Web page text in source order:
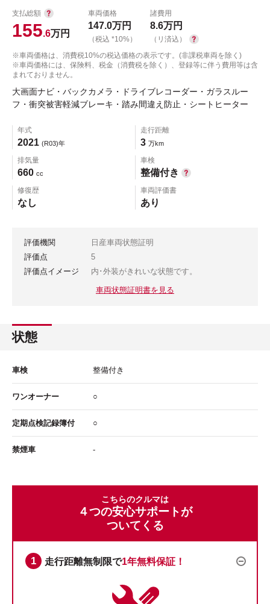
支払総額
155.6万円
車両価格
147.0万円
（税込 *10%）
諸費用
8.6万円
（リ済込）
※車両価格は、消費税10%の税込価格の表示です。(非課税車両を除く)
※車両価格には、保険料、税金（消費税を除く）、登録等に伴う費用等は含
まれておりません。
大画面ナビ・バックカメラ・ドライブレコーダー・ガラスルー
フ・衝突被害軽減ブレーキ・踏み間違え防止・シートヒーター
年式
2021 (R03)年
走行距離
3 万km
排気量
660 cc
車検
整備付き
修復歴
なし
車両評価書
あり
評価機関
日産車両状態証明
評価点
5
評価点イメージ
内･外装がきれいな状態です。
車両状態証明書を見る
状態
車検 整備付き
ワンオーナー ○
定期点検記録簿付 ○
禁煙車 -
こちらのクルマは
４つの安心サポートが
ついてくる
走行距離無制限で1年無料保証！